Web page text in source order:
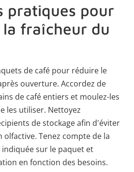
pratiques pour
fraîcheur du
de café pour réduire le
ouverture. Accordez de
de café entiers et moulez-les
les utiliser. Nettoyez
de stockage afin d'éviter
Tenez compte de la
sur le paquet et
en fonction des besoins.